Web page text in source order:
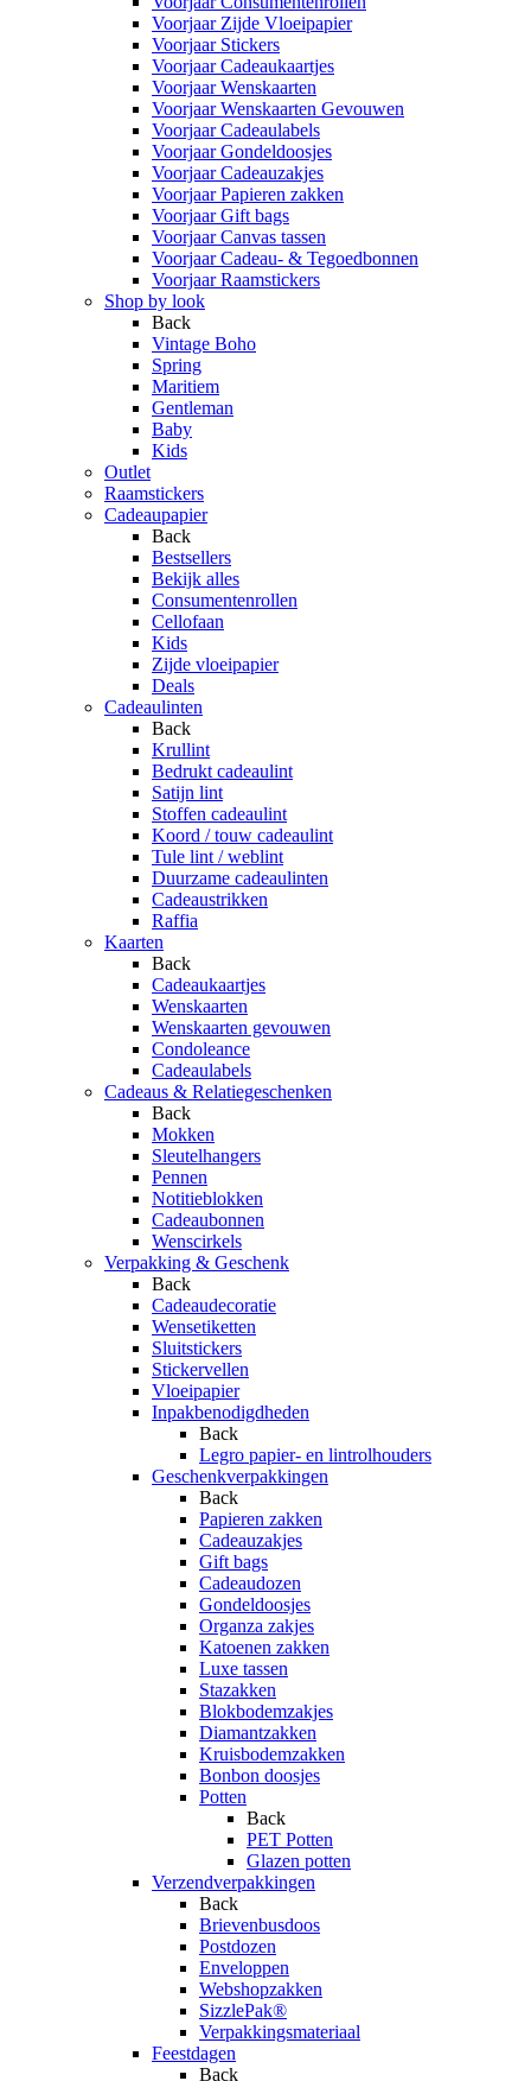
Voorjaar Zijde Vloeipapier
Voorjaar Stickers
Voorjaar Cadeaukaartjes
Voorjaar Wenskaarten
Voorjaar Wenskaarten Gevouwen
Voorjaar Cadeaulabels
Voorjaar Gondeldoosjes
Voorjaar Cadeauzakjes
Voorjaar Papieren zakken
Voorjaar Gift bags
Voorjaar Canvas tassen
Voorjaar Cadeau- & Tegoedbonnen
Voorjaar Raamstickers
Shop by look
Back
Vintage Boho
Spring
Maritiem
Gentleman
Baby
Kids
Outlet
Raamstickers
Cadeaupapier
Back
Bestsellers
Bekijk alles
Consumentenrollen
Cellofaan
Kids
Zijde vloeipapier
Deals
Cadeaulinten
Back
Krullint
Bedrukt cadeaulint
Satijn lint
Stoffen cadeaulint
Koord / touw cadeaulint
Tule lint / weblint
Duurzame cadeaulinten
Cadeaustrikken
Raffia
Kaarten
Back
Cadeaukaartjes
Wenskaarten
Wenskaarten gevouwen
Condoleance
Cadeaulabels
Cadeaus & Relatiegeschenken
Back
Mokken
Sleutelhangers
Pennen
Notitieblokken
Cadeaubonnen
Wenscirkels
Verpakking & Geschenk
Back
Cadeaudecoratie
Wensetiketten
Sluitstickers
Stickervellen
Vloeipapier
Inpakbenodigdheden
Back
Legro papier- en lintrolhouders
Geschenkverpakkingen
Back
Papieren zakken
Cadeauzakjes
Gift bags
Cadeaudozen
Gondeldoosjes
Organza zakjes
Katoenen zakken
Luxe tassen
Stazakken
Blokbodemzakjes
Diamantzakken
Kruisbodemzakken
Bonbon doosjes
Potten
Back
PET Potten
Glazen potten
Verzendverpakkingen
Back
Brievenbusdoos
Postdozen
Enveloppen
Webshopzakken
SizzlePak®
Verpakkingsmateriaal
Feestdagen
Back